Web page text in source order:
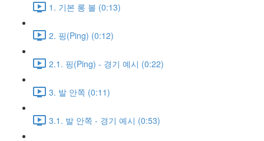
1. 기본 롱 볼 (0:13)
2. 핑(Ping) (0:12)
2.1. 핑(Ping) - 경기 예시 (0:22)
3. 발 안쪽 (0:11)
3.1. 발 안쪽 - 경기 예시 (0:53)